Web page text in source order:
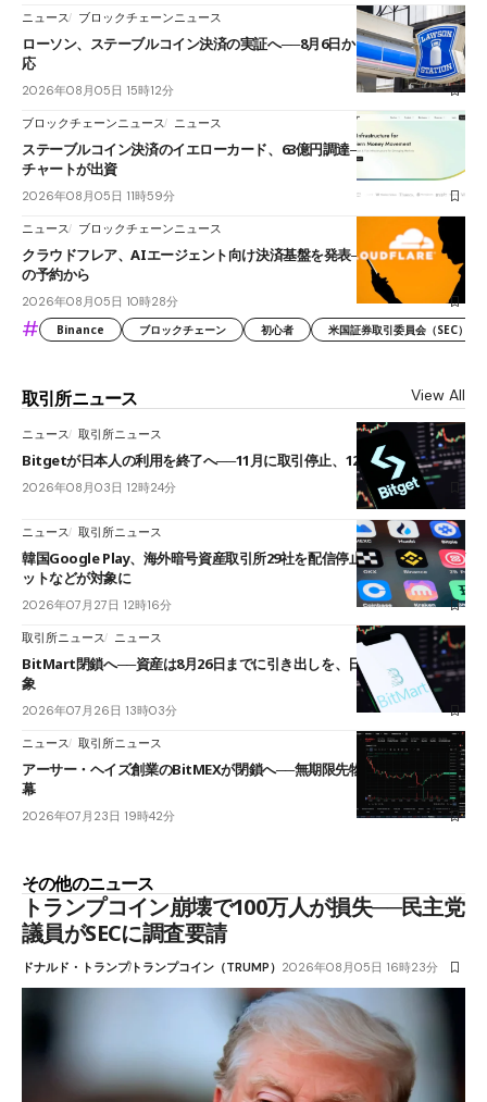
ニュース ブロックチェーンニュース
ローソン、ステーブルコイン決済の実証へ──8月6日からJPYCやUSDC対
応
2026年08月05日 15時12分
ブロックチェーンニュース ニュース
ステーブルコイン決済のイエローカード、63億円調達──ソニーやスタン
チャートが出資
2026年08月05日 11時59分
ニュース ブロックチェーンニュース
クラウドフレア、AIエージェント向け決済基盤を発表──まずハンドル名
の予約から
2026年08月05日 10時28分
# Binance ブロックチェーン 初心者 米国証券取引委員会（SEC）
取引所ニュース View All
ニュース 取引所ニュース
Bitgetが日本人の利用を終了へ──11月に取引停止、12月末に強制決済
2026年08月03日 12時24分
ニュース 取引所ニュース
韓国Google Play、海外暗号資産取引所29社を配信停止──OKXやバイビ
ットなどが対象に
2026年07月27日 12時16分
取引所ニュース ニュース
BitMart閉鎖へ──資産は8月26日までに引き出しを、日本人利用者も対
象
2026年07月26日 13時03分
ニュース 取引所ニュース
アーサー・ヘイズ創業のBitMEXが閉鎖へ──無期限先物を生んだ11年に
幕
2026年07月23日 19時42分
その他のニュース
トランプコイン崩壊で100万人が損失──民主党
議員がSECに調査要請
ドナルド・トランプトランプコイン（TRUMP） 2026年08月05日 16時23分